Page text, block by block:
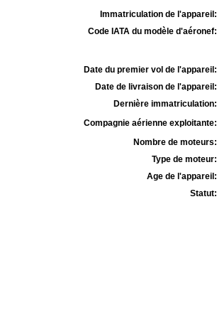
Immatriculation de l'appareil:
Code IATA du modèle d'aéronef:
Date du premier vol de l'appareil:
Date de livraison de l'appareil:
Dernière immatriculation:
Compagnie aérienne exploitante:
Nombre de moteurs:
Type de moteur:
Age de l'appareil:
Statut: